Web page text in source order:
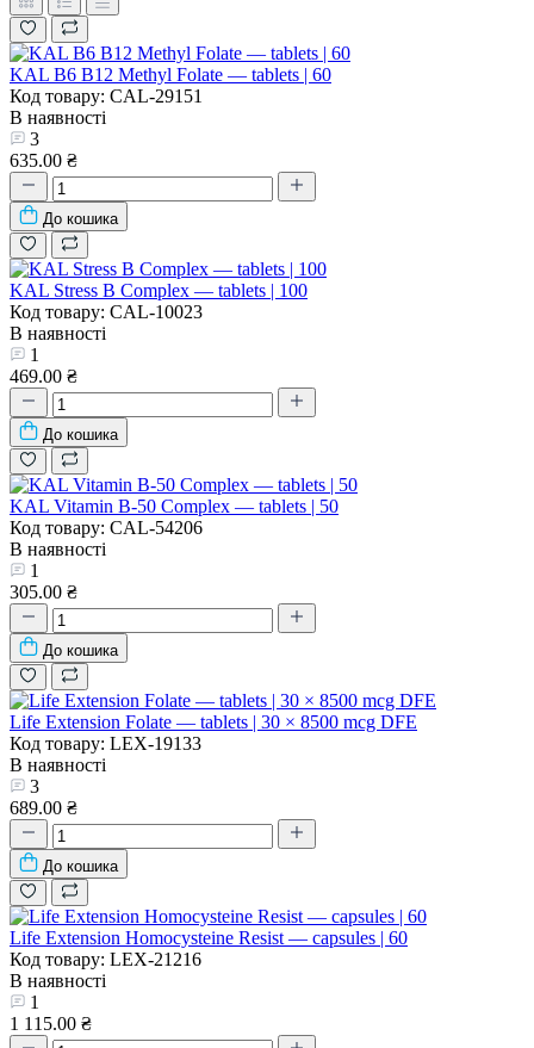
KAL B6 B12 Methyl Folate — tablets | 60
Код товару: CAL-29151
В наявності
3
635.00 ₴
До кошика
KAL Stress B Complex — tablets | 100
Код товару: CAL-10023
В наявності
1
469.00 ₴
До кошика
KAL Vitamin B-50 Complex — tablets | 50
Код товару: CAL-54206
В наявності
1
305.00 ₴
До кошика
Life Extension Folate — tablets | 30 × 8500 mcg DFE
Код товару: LEX-19133
В наявності
3
689.00 ₴
До кошика
Life Extension Homocysteine Resist — capsules | 60
Код товару: LEX-21216
В наявності
1
1 115.00 ₴